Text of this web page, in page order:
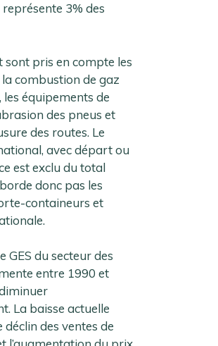
3% des
pris en compte les
combustion de gaz
équipements de
des pneus et
des routes. Le
avec départ ou
est exclu du total
donc pas les
containeurs et
GES du secteur des
entre 1990 et
La baisse actuelle
déclin des ventes de